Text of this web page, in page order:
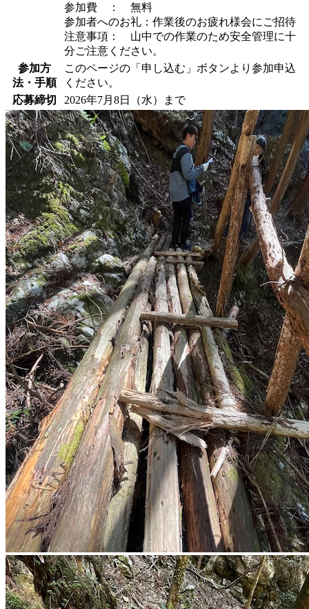
参加費 ： 無料
参加者へのお礼：作業後のお疲れ様会にご招待
注意事項： 山中での作業のため安全管理に十
分ご注意ください。
参加方
法・手順
このページの「申し込む」ボタンより参加申込
ください。
応募締切
2026年7月8日（水）まで